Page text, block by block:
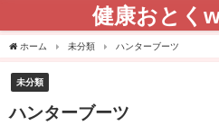
健康おとく
ホーム 未分類 ハンターブーツ
未分類
ハンターブーツ